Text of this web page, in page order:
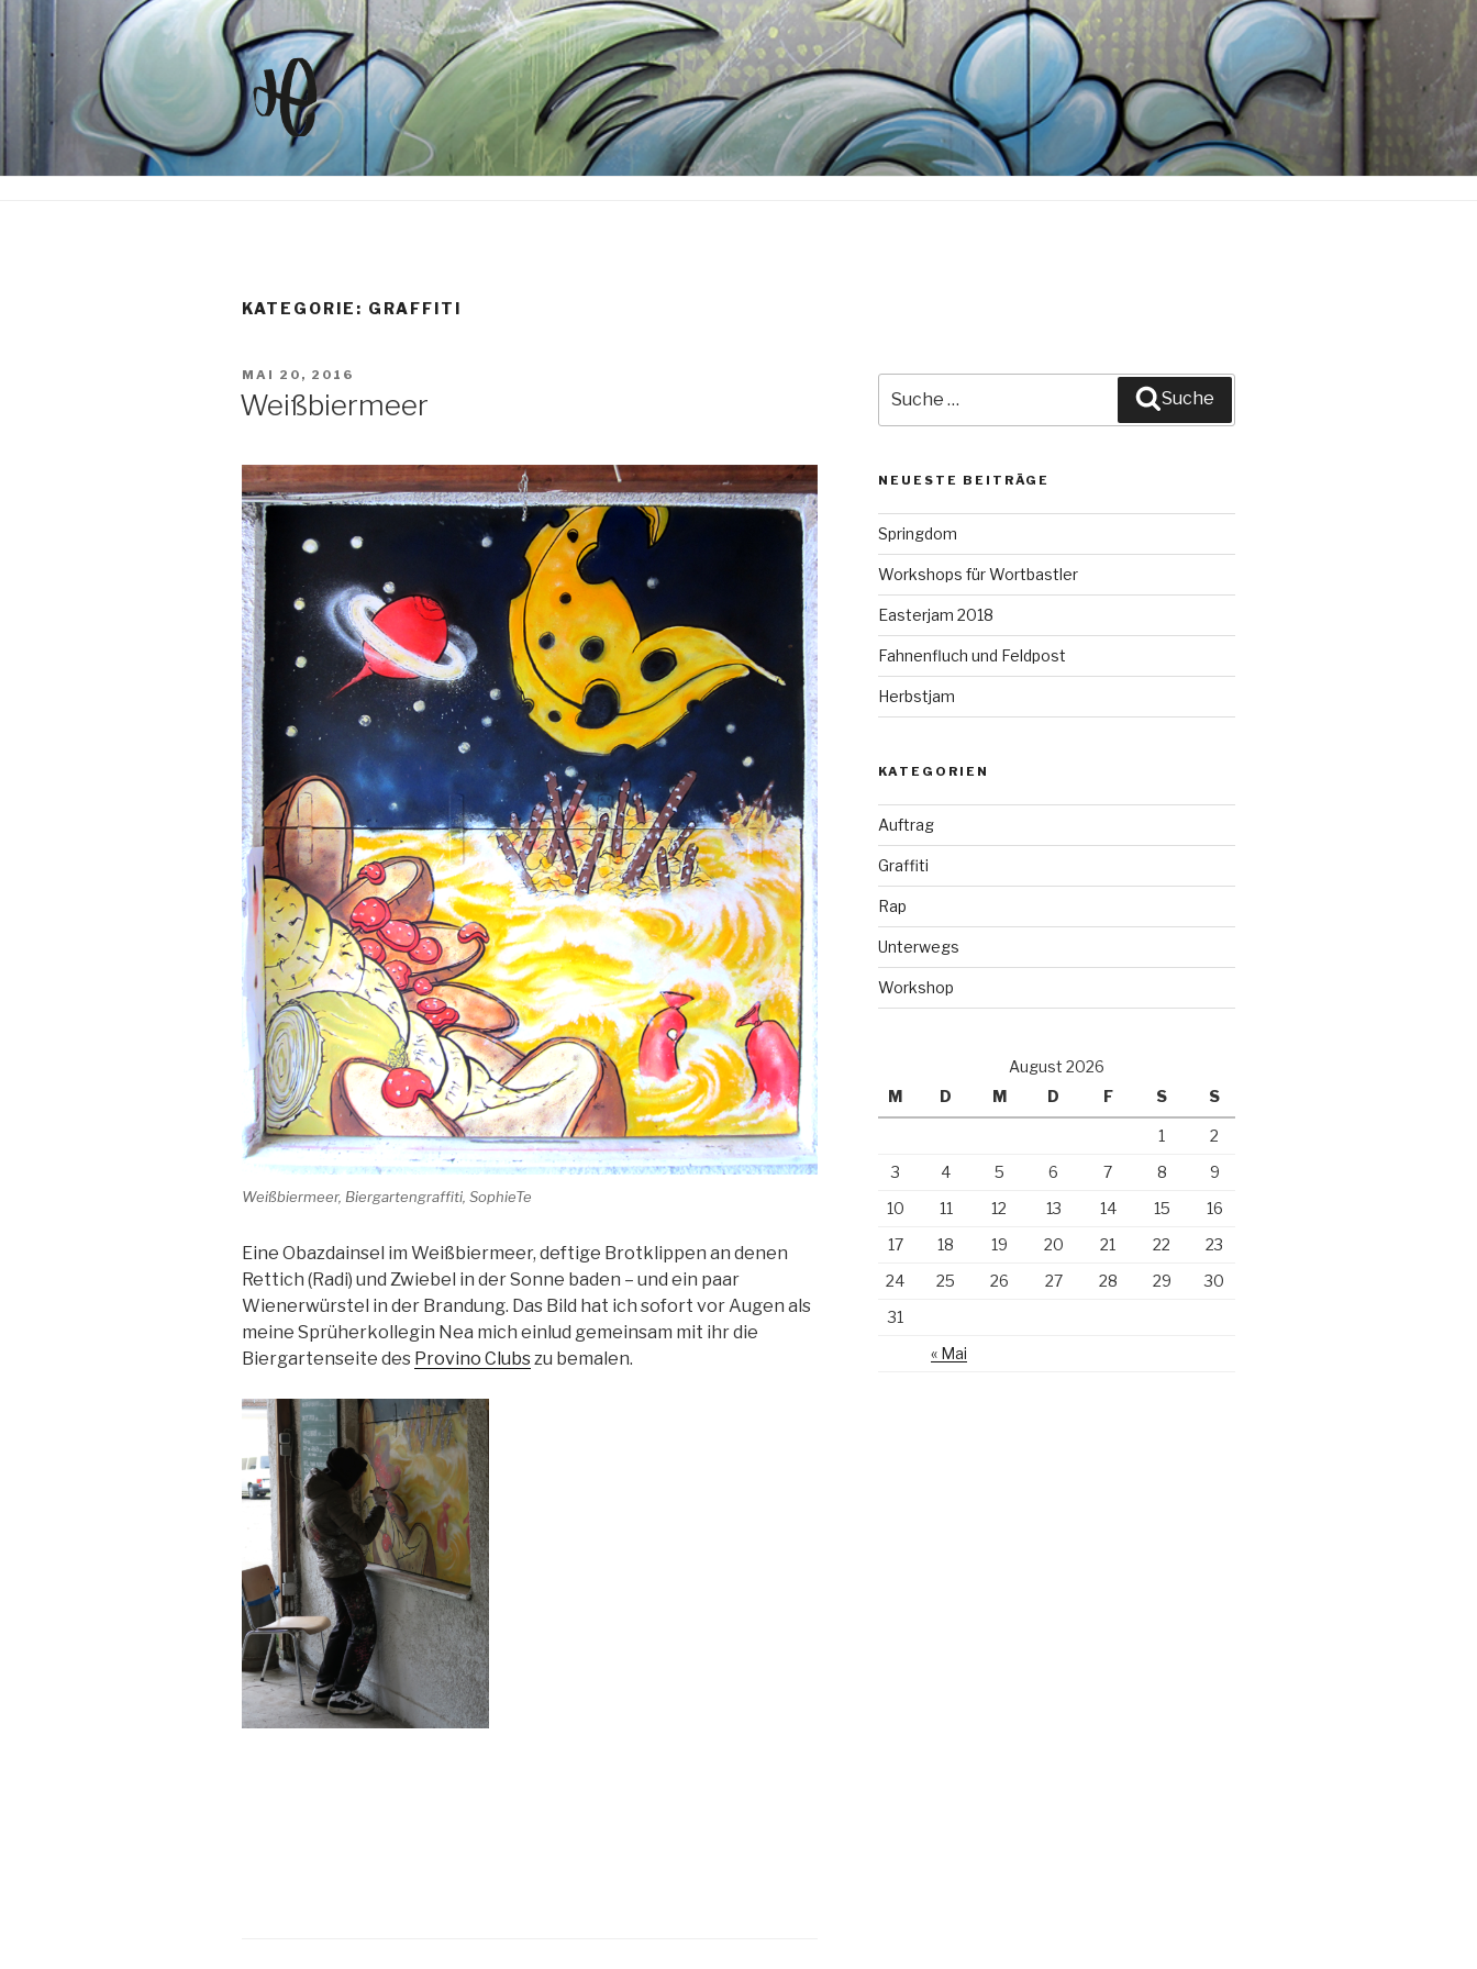
Zum
Inhalt
springen
KATEGORIE: GRAFFITI
VERÖFFENTLICHT
AM
MAI 20, 2016
Weißbiermeer
Weißbiermeer, Biergartengraffiti, SophieTe
Eine Obazdainsel im Weißbiermeer, deftige Brotklippen an denen
Rettich (Radi) und Zwiebel in der Sonne baden – und ein paar
Wienerwürstel in der Brandung. Das Bild hat ich sofort vor Augen als
meine Sprüherkollegin Nea mich einlud gemeinsam mit ihr die
Biergartenseite des Provino Clubszu bemalen.
nach:
Suche
NEUESTE BEITRÄGE
Springdom
Workshops für Wortbastler
Easterjam 2018
Fahnenfluch und Feldpost
Herbstjam
KATEGORIEN
Auftrag
Graffiti
Rap
Unterwegs
Workshop
August 2026
M
D M D F S S
« Mai
1
2
3
4 5 6 7 8
9
10
11 12 13 14 15
16
17
18 19 20 21 22
23
24
25 26 27 28 29
30
31